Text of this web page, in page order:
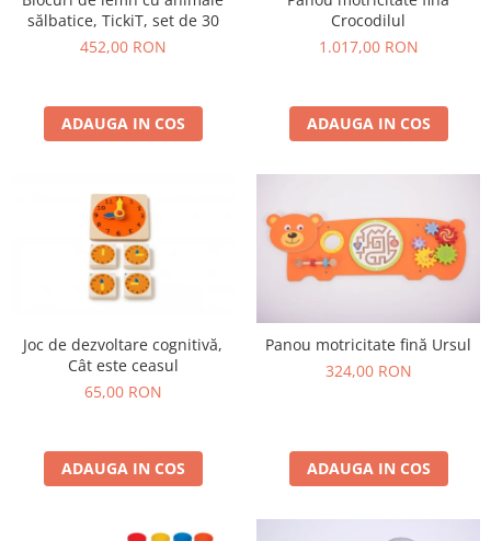
sălbatice, TickiT, set de 30
452,00 RON
ADAUGA IN COS
Crocodilul
1.017,00 RON
ADAUGA IN COS
Joc de dezvoltare cognitivă,
Cât este ceasul
65,00 RON
ADAUGA IN COS
Panou motricitate fină Ursul
324,00 RON
ADAUGA IN COS